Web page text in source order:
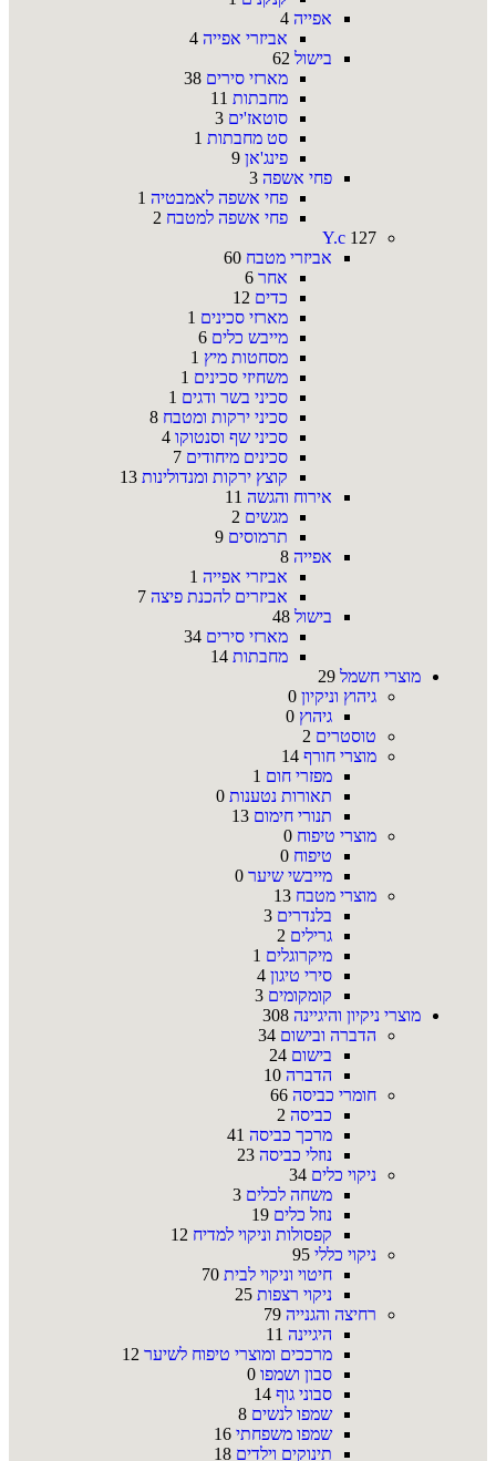
אפייה 4
אביזרי אפייה 4
בישול 62
מארזי סירים 38
מחבתות 11
סוטאז'ים 3
סט מחבתות 1
פינג'אן 9
פחי אשפה 3
פחי אשפה לאמבטיה 1
פחי אשפה למטבח 2
Y.c 127
אביזרי מטבח 60
אחר 6
כדים 12
מארזי סכינים 1
מייבש כלים 6
מסחטות מיץ 1
משחיזי סכינים 1
סכיני בשר ודגים 1
סכיני ירקות ומטבח 8
סכיני שף וסנטוקו 4
סכינים מיחודים 7
קוצץ ירקות ומנדולינות 13
אירוח והגשה 11
מגשים 2
תרמוסים 9
אפייה 8
אביזרי אפייה 1
אביזרים להכנת פיצה 7
בישול 48
מארזי סירים 34
מחבתות 14
מוצרי חשמל 29
גיהוץ וניקיון 0
גיהוץ 0
טוסטרים 2
מוצרי חורף 14
מפזרי חום 1
תאורות נטענות 0
תנורי חימום 13
מוצרי טיפוח 0
טיפוח 0
מייבשי שיער 0
מוצרי מטבח 13
בלנדרים 3
גרילים 2
מיקרוגלים 1
סירי טיגון 4
קומקומים 3
מוצרי ניקיון והיגיינה 308
הדברה ובישום 34
בישום 24
הדברה 10
חומרי כביסה 66
כביסה 2
מרכך כביסה 41
נוזלי כביסה 23
ניקוי כלים 34
משחה לכלים 3
נוזל כלים 19
קפסולות וניקוי למדיח 12
ניקוי כללי 95
חיטוי וניקוי לבית 70
ניקוי רצפות 25
רחיצה והגנייה 79
היגיינה 11
מרככים ומוצרי טיפוח לשיער 12
סבון ושמפו 0
סבוני גוף 14
שמפו לנשים 8
שמפו משפחתי 16
תינוקים וילדים 18